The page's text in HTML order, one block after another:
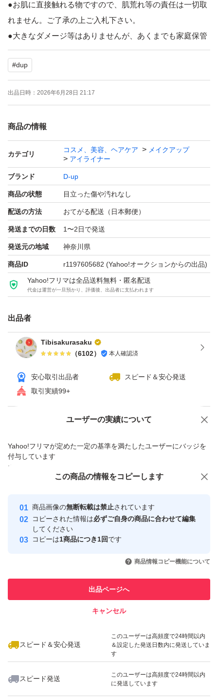
●お肌に直接触れる物ですので、肌荒れ等の責任は一切取
れません。ご了承の上ご入札下さい。
●大きなダメージ等はありませんが、あくまでも家庭保管
のため外観に多少の傷・汚れ・傷等の見落としがあるかも
知れません。個人的には目立たないと感じますが、ご理解
いただける方のみ御検討下さいますようにお願い致しま
す。
らっしゃる方のご入札はご遠慮願います。
●いたずらや冷やかしの疑い又は多数の悪い評価な
ど・・・入札を削除する場合がございます。
#dup
出品日時： 2026年6月28日 21:17
商品の情報
カテゴリ
コスメ、美容、ヘアケア
メイクアップ
アイライナー
ブランド D-up
商品の状態 目立った傷や汚れなし
配送の方法 おてがる配送（日本郵便）
発送までの日数 1〜2日で発送
発送元の地域 神奈川県
商品ID r1197605682 (Yahoo!オークションからの出品)
Yahoo!フリマは全品送料無料・匿名配送
代金は運営が一旦預かり、評価後、出品者に支払われます
出品者
Tibisakurasaku
（6102） 本人確認済
安心取引出品者
スピード＆安心発送
取引実績99+
ユーザーの実績について
Yahoo!フリマが定めた一定の基準を満たしたユーザーにバッジを
付与しています
安心取引出品者
取引実績
取引実績◯+
このユーザーはYahoo!フリマの取
引を完了させた実績があります
での取引実績があります
スピード&安心発送
※このバッジは実績に基づく表示であり、発送を保証しているものではあり
スピード＆安心発送
このユーザーは高頻度で24時間以内
＆設定した発送日数内に発送していま
す
スピード発送
このユーザーは高頻度で24時間以内
に発送しています
Yahoo!オークションで出品した商品のため一部機能は利用できません
商品への質問からの値下げ交渉、不適切なカテゴリ変更依頼は禁止です
この商品の情報をコピーします
商品画像の無断転載は禁止されています
コピーされた情報は必ずご自身の商品に合わせて編集
してください
コピーは1商品につき1回です
商品情報コピー機能について
出品ページへ
キャンセル
この商品をみている人にオススメ